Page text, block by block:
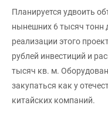
Планируется удвоить
нынешних 6 тысяч тонн
реализации этого
рублей инвестиций и
тысяч кв. м.
закупаться как у
китайских компаний.